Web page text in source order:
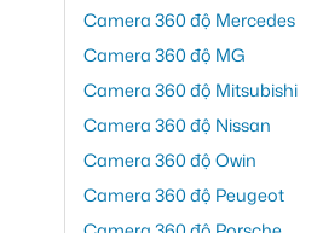
Camera 360 độ Mercedes
Camera 360 độ MG
Camera 360 độ Mitsubishi
Camera 360 độ Nissan
Camera 360 độ Owin
Camera 360 độ Peugeot